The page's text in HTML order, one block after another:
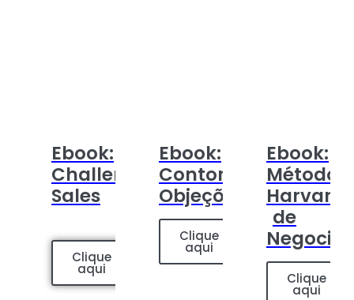
Ebook:
Challenger
Sales
Clique
aqui
Ebook:
Contornando
Objeções
Clique
aqui
Ebook:
Método
Harvard
de
Clique
aqui